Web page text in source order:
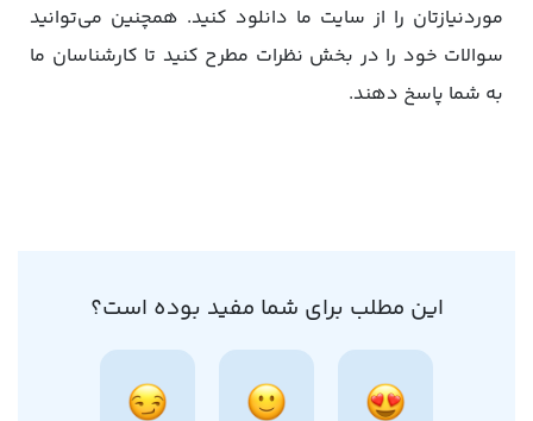
موردنیازتان را از سایت ما دانلود کنید. همچنین می‌توانید
سوالات خود را در بخش نظرات مطرح کنید تا کارشناسان ما
به شما پاسخ دهند.
این مطلب برای شما مفید بوده است؟